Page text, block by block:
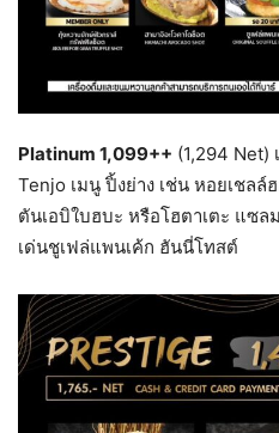
Platinum 1,099++ (1,294
Tenjo เมนู ปิ้งย่าง เช่น หอยเชล
ตันเอบิใบฮบะ หรือโฮตาเตะ แซ
เด่นชูเฟล่แพนเค้ก ฮันนี่โทสต์